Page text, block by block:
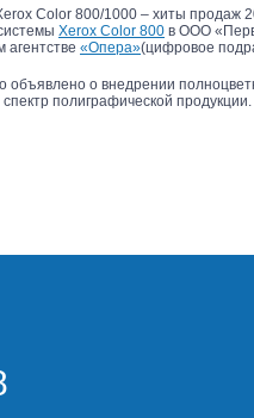
Color 800/1000 – хиты продаж
Xerox Color 800 в ООО
агентстве «Опера»(цифровое
объявлено о внедрении
полиграфической продукции.